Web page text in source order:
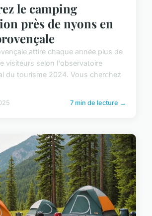
le camping
près de nyons en
attire chaque année plus de
visiteurs selon l'observatoire
du tourisme 2024. Vous cherchez
7 min de lecture →